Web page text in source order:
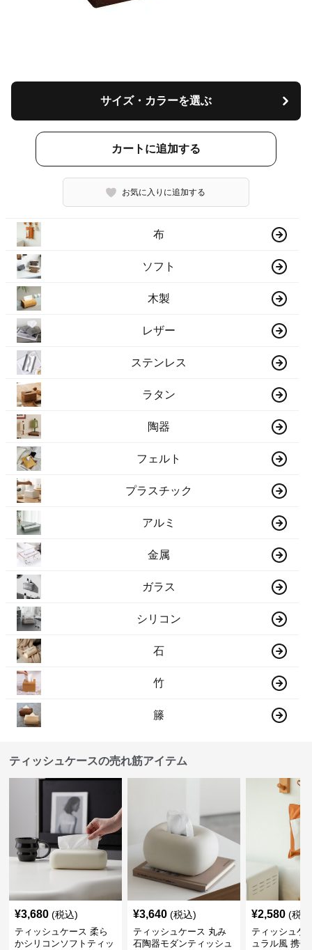
サイズ・カラーを選ぶ
カートに追加する
お気に入りに追加する
布
ソフト
木製
レザー
ステンレス
ラタン
陶器
フェルト
プラスチック
アルミ
金属
ガラス
シリコン
石
竹
籐
ティッシュケースの売れ筋アイテム
¥3,680 (税込)
ティッシュケース 柔ら
かシリコンソフトティッ
¥3,640 (税込)
ティッシュケース 丸み
石陶器モダンティッシュ
¥2,580 (税
ティッシュケ
ュラル風 携帯